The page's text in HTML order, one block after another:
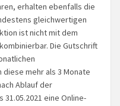
erhalten ebenfalls die
gleichwertigen
ist nicht mit dem
Die Gutschrift
mehr als 3 Monate
Ablauf der
eine Online-